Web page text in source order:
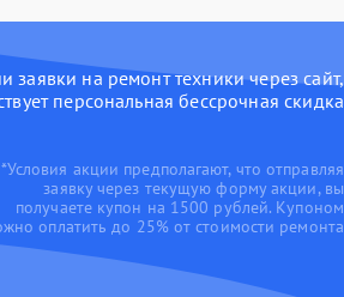
на ремонт техники через сайт,
персональная бессрочная скидка
*Условия акции предполагают, что отправляя
заявку через текущую форму акции, вы
получаете купон на 1500 рублей. Купоном
оплатить до 25% от стоимости ремонта